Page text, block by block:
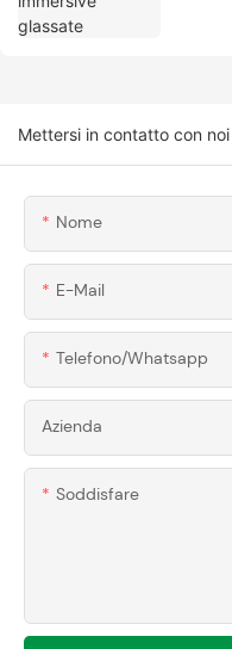
Mettersi in contatto con noi
Nome
E-Mail
Telefono/whatsapp
Azienda
Soddisfare